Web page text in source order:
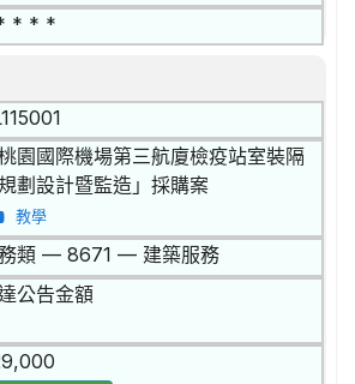
* * *
桃園國際機場第三航廈檢疫站室裝隔
劃設計暨監造」採購案
教學
類 — 8671 — 建築服務
公告金額